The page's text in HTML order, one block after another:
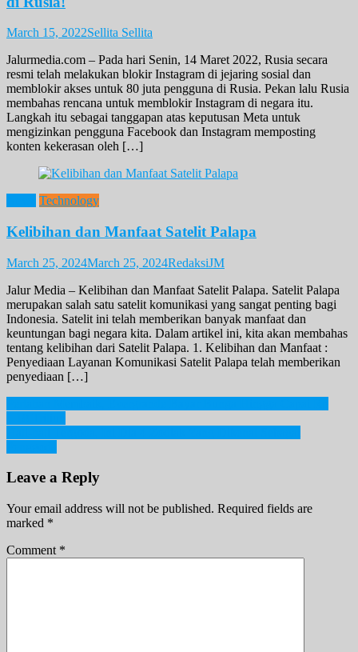
March 15, 2022Sellita Sellita
Jalurmedia.com – Pada hari Senin, 14 Maret 2022, Rusia secara
resmi telah melakukan blokir Instagram di jejaring sosial dan
memblokir akses untuk 80 juta pengguna di Rusia. Pekan lalu Rusia
membahas rencana untuk memblokir Instagram di negara itu.
Langkah itu sebagai tanggapan atas keputusan Meta untuk
mengizinkan pengguna Facebook dan Instagram memposting
konten kekerasan oleh […]
Technology
Kelibihan dan Manfaat Satelit Palapa
March 25, 2024March 25, 2024RedaksiJM
Jalur Media – Kelibihan dan Manfaat Satelit Palapa. Satelit Palapa
merupakan salah satu satelit komunikasi yang sangat penting bagi
Indonesia. Satelit ini telah memberikan banyak manfaat dan
keuntungan bagi negara kita. Dalam artikel ini, kita akan membahas
tentang kelibihan dari Satelit Palapa. 1. Kelibihan dan Manfaat :
Penyediaan Layanan Komunikasi Satelit Palapa telah memberikan
penyediaan […]
Post
navigation
Leave a Reply
Your email address will not be published. Required fields are
marked *
Comment *